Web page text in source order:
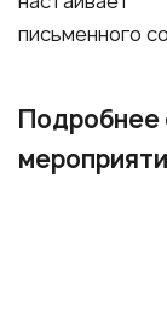
письменного
Подробнее